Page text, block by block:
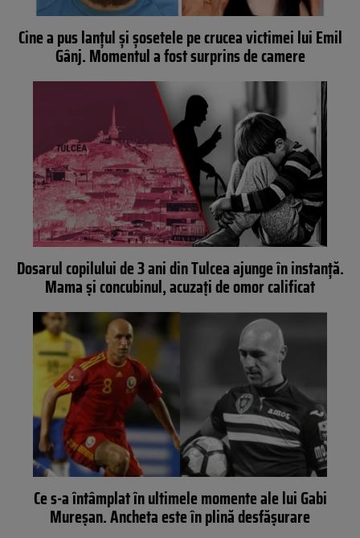
Cine a pus lanțul și șosetele pe crucea victimei lui Emil
Gânj. Momentul a fost surprins de camere
Dosarul copilului de 3 ani din Tulcea ajunge în instanță.
Mama și concubinul, acuzați de omor calificat
Ce s-a întâmplat în ultimele momente ale lui Gabi
Mureșan. Ancheta este în plină desfășurare